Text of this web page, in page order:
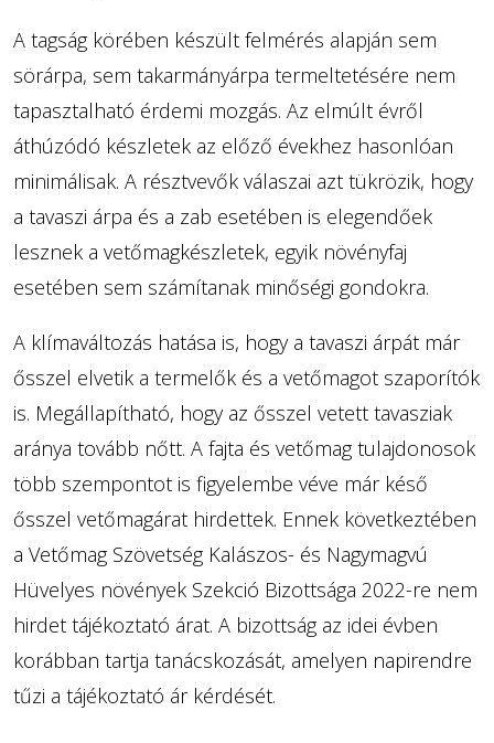
A tagság körében készült felmérés alapján sem
sörárpa, sem takarmányárpa termeltetésére nem
tapasztalható érdemi mozgás. Az elmúlt évről
áthúzódó készletek az előző évekhez hasonlóan
minimálisak. A résztvevők válaszai azt tükrözik, hogy
a tavaszi árpa és a zab esetében is elegendőek
lesznek a vetőmagkészletek, egyik növényfaj
esetében sem számítanak minőségi gondokra.
A klímaváltozás hatása is, hogy a tavaszi árpát már
ősszel elvetik a termelők és a vetőmagot szaporítók
is. Megállapítható, hogy az ősszel vetett tavasziak
aránya tovább nőtt. A fajta és vetőmag tulajdonosok
több szempontot is figyelembe véve már késő
ősszel vetőmagárat hirdettek. Ennek következtében
a Vetőmag Szövetség Kalászos- és Nagymagvú
Hüvelyes növények Szekció Bizottsága 2022-re nem
hirdet tájékoztató árat. A bizottság az idei évben
korábban tartja tanácskozását, amelyen napirendre
tűzi a tájékoztató ár kérdését.